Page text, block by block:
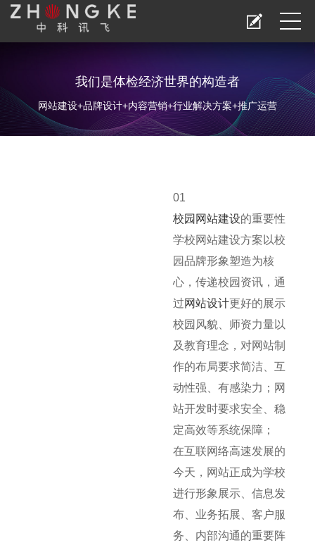
我们是体检经济世界的构造者
网站建设+品牌设计+内容营销+行业解决方案+推广运营
01
校园网站建设的重要性
学校网站建设方案以校
园品牌形象塑造为核
心，传递校园资讯，通
过网站设计更好的展示
校园风貌、师资力量以
及教育理念，对网站制
作的布局要求简洁、互
动性强、有感染力；网
站开发时要求安全、稳
定高效等系统保障；
在互联网络高速发展的
今天，网站正成为学校
进行形象展示、信息发
布、业务拓展、客户服
务、内部沟通的重要阵